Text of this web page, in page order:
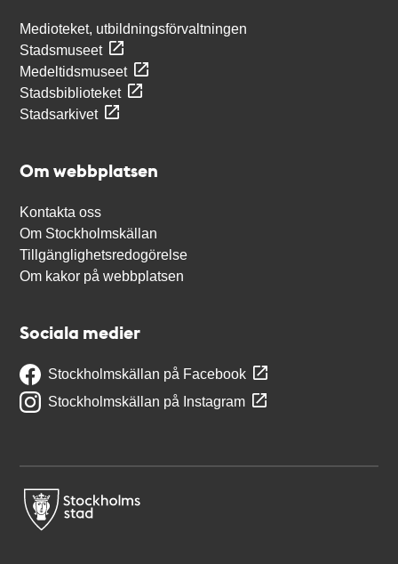
Medioteket, utbildningsförvaltningen
Stadsmuseet
Medeltidsmuseet
Stadsbiblioteket
Stadsarkivet
Om webbplatsen
Kontakta oss
Om Stockholmskällan
Tillgänglighetsredogörelse
Om kakor på webbplatsen
Sociala medier
Stockholmskällan på Facebook
Stockholmskällan på Instagram